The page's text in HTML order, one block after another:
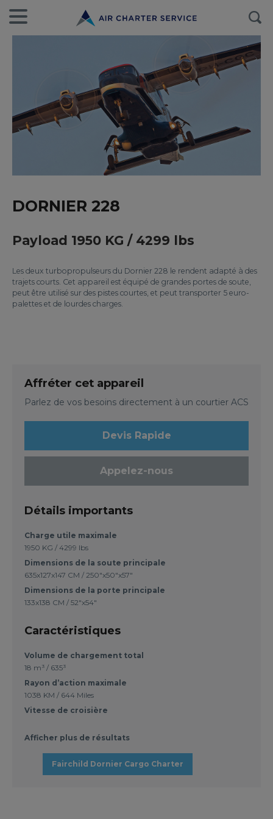
DORNIER 228
Payload 1950 KG / 4299 lbs
Les deux turbopropulseurs du Dornier 228 le rendent adapté à des
trajets courts. Cet appareil est équipé de grandes portes de soute,
peut être utilisé sur des pistes courtes, et peut transporter 5 euro-
palettes et de lourdes charges.
Affréter cet appareil
Parlez de vos besoins directement à un courtier ACS
Devis Rapide
Appelez-nous
Détails importants
Charge utile maximale
1950 KG / 4299 lbs
Dimensions de la soute principale
635x127x147 CM / 250"x50"x57"
Dimensions de la porte principale
133x138 CM / 52"x54"
Caractéristiques
Volume de chargement total
18 m³ / 635³
Rayon d’action maximale
1038 KM / 644 Miles
Vitesse de croisière
Afficher plus de résultats
Fairchild Dornier Cargo Charter